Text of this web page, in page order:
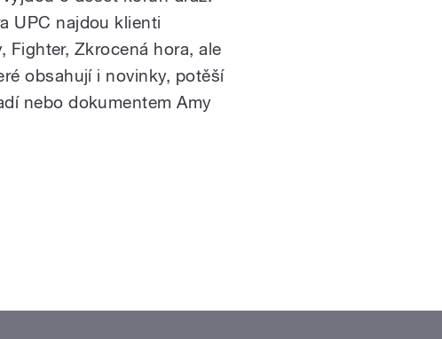
UPC najdou klienti
Fighter, Zkrocená hora, ale
obsahují i novinky, potěší
nebo dokumentem Amy